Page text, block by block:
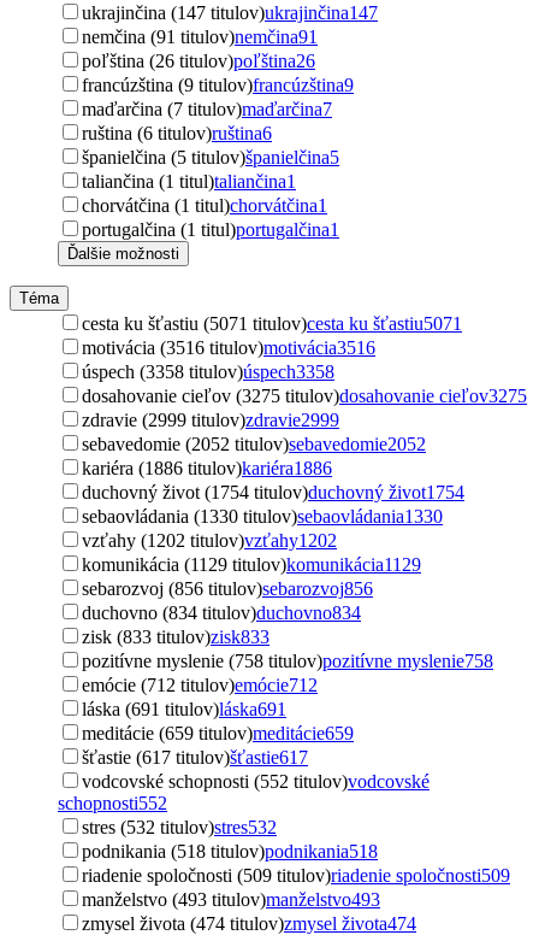
ukrajinčina (147 titulov)ukrajinčina147
nemčina (91 titulov)nemčina91
poľština (26 titulov)poľština26
francúzština (9 titulov)francúzština9
maďarčina (7 titulov)maďarčina7
ruština (6 titulov)ruština6
španielčina (5 titulov)španielčina5
taliančina (1 titul)taliančina1
chorvátčina (1 titul)chorvátčina1
portugalčina (1 titul)portugalčina1
Ďalšie možnosti
Téma
cesta ku šťastiu (5071 titulov)cesta ku šťastiu5071
motivácia (3516 titulov)motivácia3516
úspech (3358 titulov)úspech3358
dosahovanie cieľov (3275 titulov)dosahovanie cieľov3275
zdravie (2999 titulov)zdravie2999
sebavedomie (2052 titulov)sebavedomie2052
kariéra (1886 titulov)kariéra1886
duchovný život (1754 titulov)duchovný život1754
sebaovládania (1330 titulov)sebaovládania1330
vzťahy (1202 titulov)vzťahy1202
komunikácia (1129 titulov)komunikácia1129
sebarozvoj (856 titulov)sebarozvoj856
duchovno (834 titulov)duchovno834
zisk (833 titulov)zisk833
pozitívne myslenie (758 titulov)pozitívne myslenie758
emócie (712 titulov)emócie712
láska (691 titulov)láska691
meditácie (659 titulov)meditácie659
šťastie (617 titulov)šťastie617
vodcovské schopnosti (552 titulov)vodcovské
schopnosti552
stres (532 titulov)stres532
podnikania (518 titulov)podnikania518
riadenie spoločnosti (509 titulov)riadenie spoločnosti509
manželstvo (493 titulov)manželstvo493
zmysel života (474 titulov)zmysel života474